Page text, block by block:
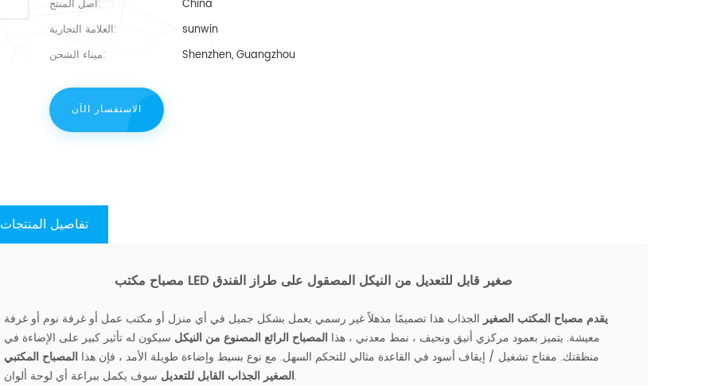
أصل المنتج:
China
العلامة التجارية:
sunwin
ميناء الشحن:
Shenzhen, Guangzhou
الاستفسار الآن
تفاصيل المنتجات
مصباح مكتب LED صغير قابل للتعديل من النيكل المصقول على طراز الفندق
يقدم مصباح المكتب الصغير الجذاب هذا تصميمًا مذهلاً غير رسمي يعمل بشكل جميل في أي منزل أو مكتب عمل أو غرفة نوم أو غرفة
معيشة. يتميز بعمود مركزي أنيق ونحيف ، نمط معدني ، هذاالمصباح الرائع المصنوع من النيكل سيكون له تأثير كبير على الإضاءة في
منطقتك. مفتاح تشغيل / إيقاف أسود في القاعدة مثالي للتحكم السهل. مع نوع بسيط وإضاءة طويلة الأمد ، فإن هذاالمصباح المكتبي
الصغير الجذاب القابل للتعديلسوف يكمل ببراعة أي لوحة ألوان.